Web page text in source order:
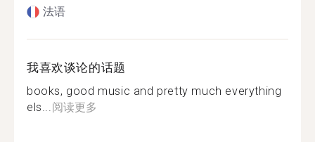
法语
我喜欢谈论的话题
books, good music and pretty much everything
els...阅读更多